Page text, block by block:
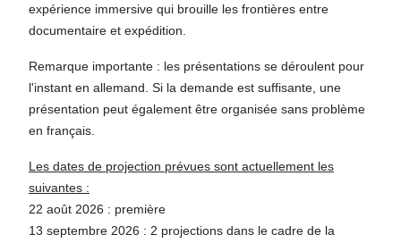
expérience immersive qui brouille les frontières entre
documentaire et expédition.
Remarque importante : les présentations se déroulent pour
l'instant en allemand. Si la demande est suffisante, une
présentation peut également être organisée sans problème
en français.
Les dates de projection prévues sont actuellement les
suivantes :
22 août 2026 : première
13 septembre 2026 : 2 projections dans le cadre de la